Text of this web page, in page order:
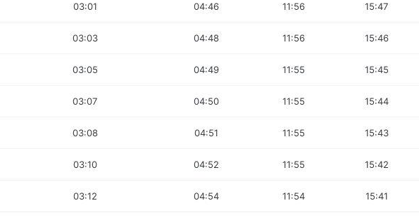
03:01 04:46 11:56 15:47
03:03 04:48 11:56 15:46
03:05 04:49 11:55 15:45
03:07 04:50 11:55 15:44
03:08 04:51 11:55 15:43
03:10 04:52 11:55 15:42
03:12 04:54 11:54 15:41